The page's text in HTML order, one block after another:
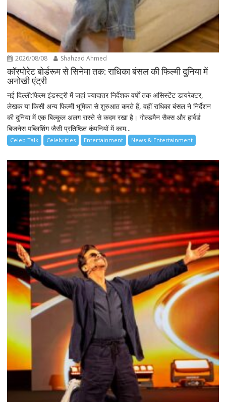
2026/08/08 Shahzad Ahmed
कॉरपोरेट बोर्डरूम से सिनेमा तक: राधिका बंसल की फिल्मी दुनिया में
अनोखी एंट्री
नई दिल्ली:फिल्म इंडस्ट्री में जहां ज्यादातर निर्देशक वर्षों तक असिस्टेंट डायरेक्टर,
लेखक या किसी अन्य फिल्मी भूमिका से शुरुआत करते हैं, वहीं राधिका बंसल ने निर्देशन
की दुनिया में एक बिल्कुल अलग रास्ते से कदम रखा है। गोल्डमैन सैक्स और हार्वर्ड
बिजनेस पब्लिशिंग जैसी प्रतिष्ठित कंपनियों में काम...
Celeb Talk Celebrities Entertainment News & Entertainment